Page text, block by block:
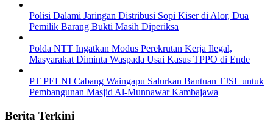
Polisi Dalami Jaringan Distribusi Sopi Kiser di Alor, Dua
Pemilik Barang Bukti Masih Diperiksa
Polda NTT Ingatkan Modus Perekrutan Kerja Ilegal,
Masyarakat Diminta Waspada Usai Kasus TPPO di Ende
PT PELNI Cabang Waingapu Salurkan Bantuan TJSL untuk
Pembangunan Masjid Al-Munnawar Kambajawa
Berita Terkini